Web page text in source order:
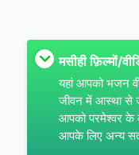
मसीही फ़िल्मों/
यहां आपको भजन
जीवन में आस्था से
आपको परमेश्वर के
आपके लिए अन्य